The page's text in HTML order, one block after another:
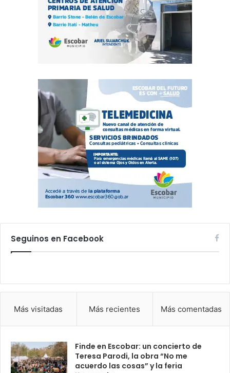
Seguinos en Facebook
Más visitadas Más recientes Más comentadas
Finde en Escobar: un concierto de
Teresa Parodi, la obra “No me
acuerdo las cosas” y la feria